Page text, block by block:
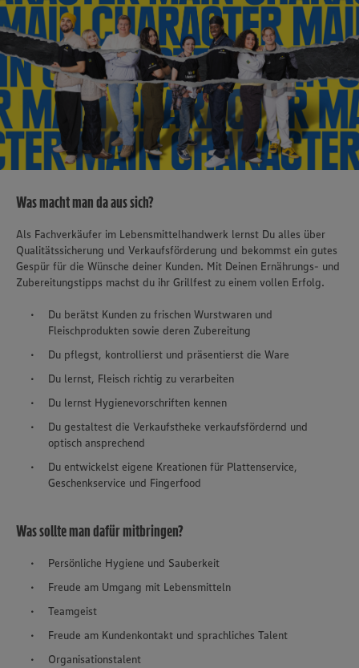
Was macht man da aus sich?
Als Fachverkäufer im Lebensmittelhandwerk lernst Du alles über
Qualitätssicherung und Verkaufsförderung und bekommst ein gutes
Gespür für die Wünsche deiner Kunden. Mit Deinen Ernährungs- und
Zubereitungstipps machst du ihr Grillfest zu einem vollen Erfolg.
Du berätst Kunden zu frischen Wurstwaren und
Fleischprodukten sowie deren Zubereitung
Du pflegst, kontrollierst und präsentierst die Ware
Du lernst, Fleisch richtig zu verarbeiten
Du lernst Hygienevorschriften kennen
Du gestaltest die Verkaufstheke verkaufsfördernd und
optisch ansprechend
Du entwickelst eigene Kreationen für Plattenservice,
Geschenkservice und Fingerfood
Was sollte man dafür mitbringen?
Persönliche Hygiene und Sauberkeit
Freude am Umgang mit Lebensmitteln
Teamgeist
Freude am Kundenkontakt und sprachliches Talent
Organisationstalent